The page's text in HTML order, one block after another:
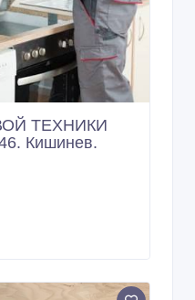
ТЕХНИКИ
Кишинев.